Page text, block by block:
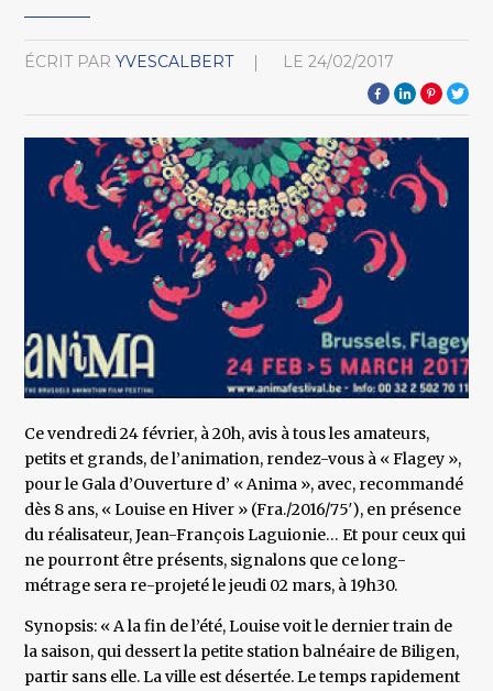
ÉCRIT PAR YVESCALBERT LE 24/02/2017
Ce vendredi 24 février, à 20h, avis à tous les amateurs,
petits et grands, de l’animation, rendez-vous à « Flagey »,
pour le Gala d’Ouverture d’ « Anima », avec, recommandé
dès 8 ans, « Louise en Hiver » (Fra./2016/75′), en présence
du réalisateur, Jean-François Laguionie… Et pour ceux qui
ne pourront être présents, signalons que ce long-
métrage sera re-projeté le jeudi 02 mars, à 19h30.
Synopsis: « A la fin de l’été, Louise voit le dernier train de
la saison, qui dessert la petite station balnéaire de Biligen,
partir sans elle. La ville est désertée. Le temps rapidement